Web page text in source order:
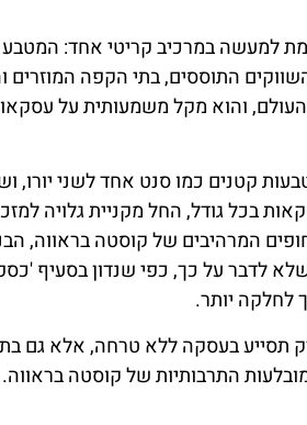
למעשה במרכיב קריטי אחד:
התוססים, בתי הקפה המוזרים
והוא מקל משמעותית על
קטנים כמו סנט אחד לשני יורו,
בכל גודל, החל מקניית גלויה
המרהיבים של קוסטה בראווה,
לדבר על כך, כפי שנדון בסעיף
לחלקה יותר.
תסייע בעסקה ללא טרחה, אלא גם
התרבותיות של קוסטה בראווה.